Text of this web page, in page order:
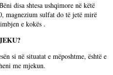
disa shtesa ushqimore në këtë
magnezium sulfat do të jetë mirë
e kokës .
si në situatat e mëposhtme, është e
me mjekun.